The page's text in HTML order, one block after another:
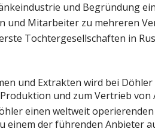
und Begründung
und Mitarbeiter zu mehreren
Tochtergesellschaften in
und Extrakten wird bei
und zum Vertrieb
einen weltweit
einem der führenden